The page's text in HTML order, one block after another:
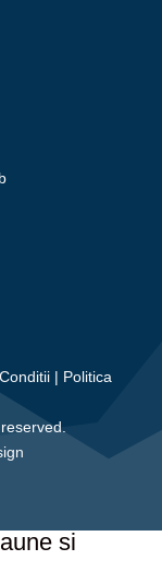
| Politica